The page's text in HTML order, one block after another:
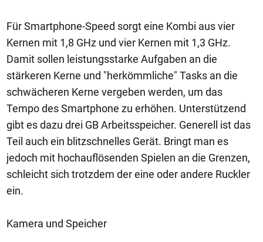
Für Smartphone-Speed sorgt eine Kombi aus vier
Kernen mit 1,8 GHz und vier Kernen mit 1,3 GHz.
Damit sollen leistungsstarke Aufgaben an die
stärkeren Kerne und "herkömmliche" Tasks an die
schwächeren Kerne vergeben werden, um das
Tempo des Smartphone zu erhöhen. Unterstützend
gibt es dazu drei GB Arbeitsspeicher. Generell ist das
Teil auch ein blitzschnelles Gerät. Bringt man es
jedoch mit hochauflösenden Spielen an die Grenzen,
schleicht sich trotzdem der eine oder andere Ruckler
ein.
Kamera und Speicher